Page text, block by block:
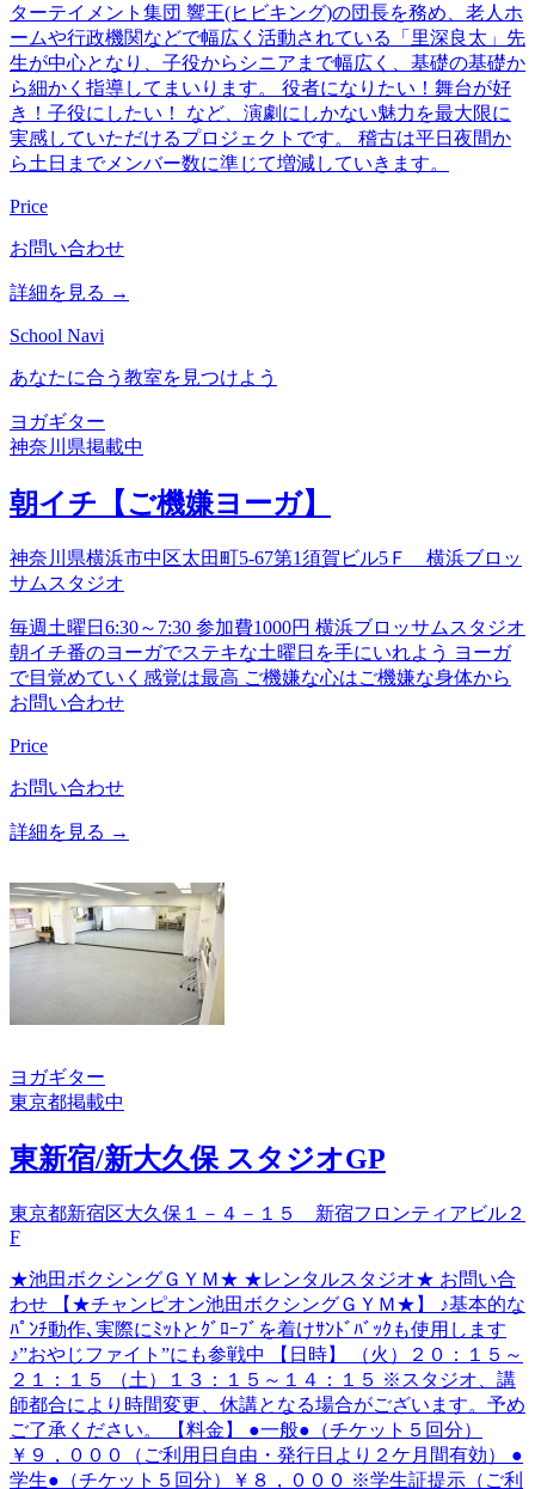
ターテイメント集団 響王(ヒビキング)の団長を務め、老人ホ
ームや行政機関などで幅広く活動されている「里深良太」先
生が中心となり、子役からシニアまで幅広く、基礎の基礎か
ら細かく指導してまいります。 役者になりたい！舞台が好
き！子役にしたい！ など、演劇にしかない魅力を最大限に
実感していただけるプロジェクトです。 稽古は平日夜間か
ら土日までメンバー数に準じて増減していきます。
Price
お問い合わせ
詳細を見る →
School Navi
あなたに合う教室を見つけよう
ヨガギター
神奈川県掲載中
朝イチ【ご機嫌ヨーガ】
神奈川県横浜市中区太田町5-67第1須賀ビル5Ｆ 横浜ブロッ
サムスタジオ
毎週土曜日6:30～7:30 参加費1000円 横浜ブロッサムスタジオ
朝イチ番のヨーガでステキな土曜日を手にいれよう ヨーガ
で目覚めていく感覚は最高 ご機嫌な心はご機嫌な身体から
お問い合わせ
Price
お問い合わせ
詳細を見る →
ヨガギター
東京都掲載中
東新宿/新大久保 スタジオGP
東京都新宿区大久保１－４－１５ 新宿フロンティアビル２
F
★池田ボクシングＧＹＭ★ ★レンタルスタジオ★ お問い合
わせ 【★チャンピオン池田ボクシングＧＹＭ★】 ♪基本的な
ﾊﾟﾝﾁ動作､実際にﾐｯﾄとｸﾞﾛｰﾌﾞを着けｻﾝﾄﾞﾊﾞｯｸも使用します
♪”おやじファイト”にも参戦中 【日時】 （火）２０：１５～
２１：１５ （土）１３：１５～１４：１５ ※スタジオ、講
師都合により時間変更、休講となる場合がございます。予め
ご了承ください。 【料金】 ●一般●（チケット５回分）
￥９，０００（ご利用日自由・発行日より２ケ月間有効） ●
学生●（チケット５回分）￥８，０００ ※学生証提示（ご利